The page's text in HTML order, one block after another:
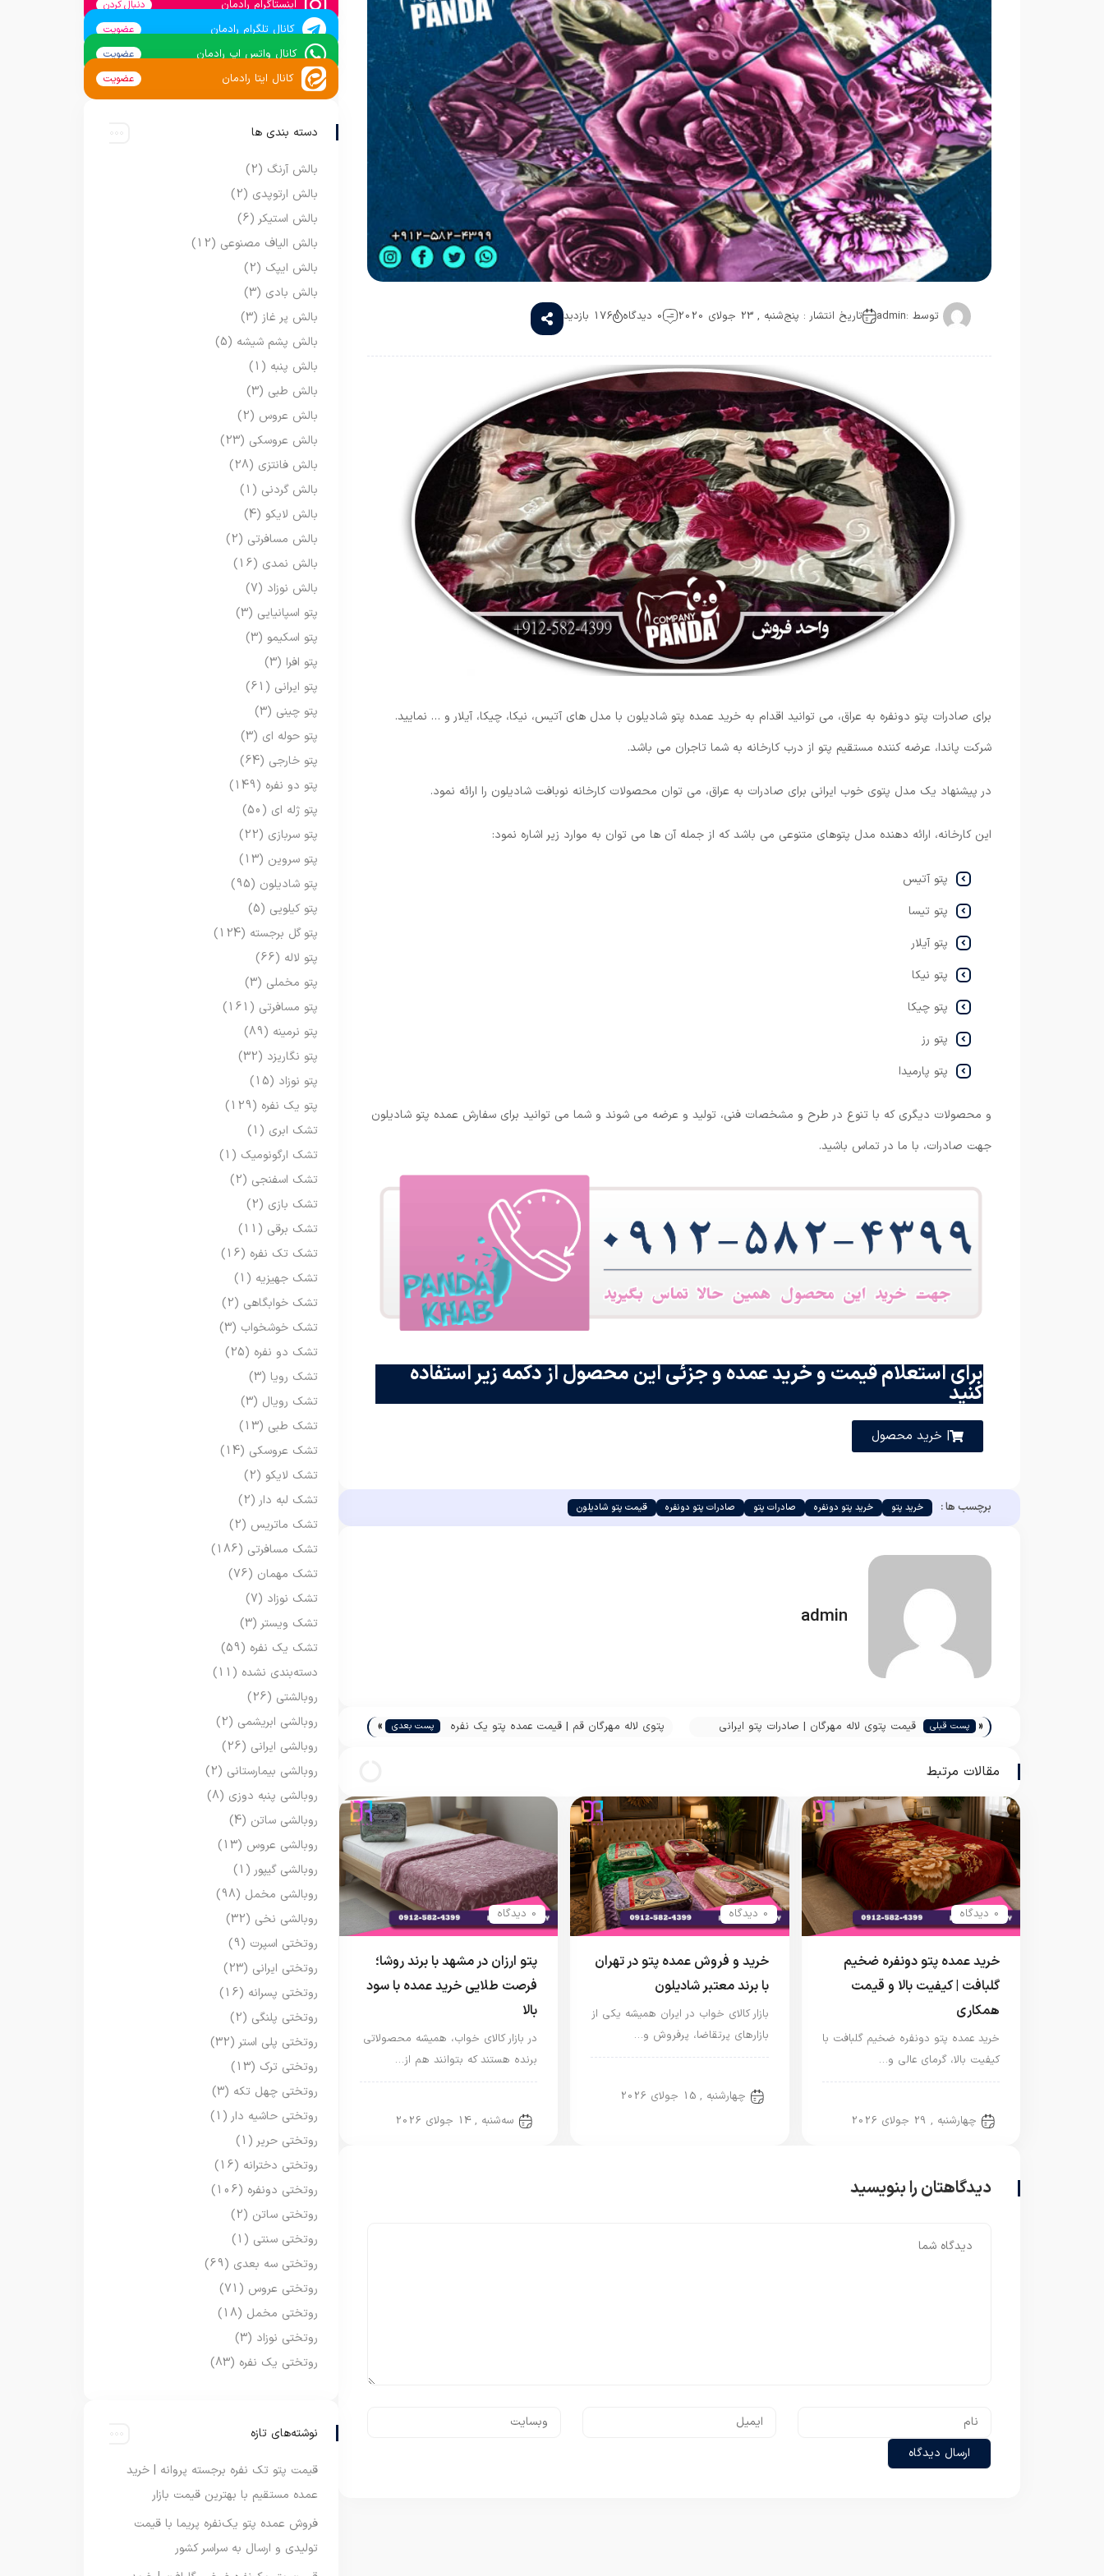
توسط :admin تاریخ انتشار : پنج‌شنبه , 23 جولای 2020 0 دیدگاه 176 بازدید
برای صادرات پتو دونفره به عراق، می توانید اقدام به خرید عمده پتو شادیلون با مدل های آتیس، نیکا، چیکا، آیلار و … نمایید.
شرکت پاندا، عرضه کننده مستقیم پتو از درب کارخانه به شما تاجران می باشد.
در پیشنهاد یک مدل پتوی خوب ایرانی برای صادرات به عراق، می توان محصولات کارخانه نوبافت شادیلون را ارائه نمود.
این کارخانه، ارائه دهنده مدل پتوهای متنوعی می باشد که از جمله آن ها می توان به موارد زیر اشاره نمود:
پتو آتیس
پتو تیسا
پتو آیلار
پتو نیکا
پتو چیکا
پتو رز
پتو پارمیدا
و محصولات دیگری که با تنوع در طرح و مشخصات فنی، تولید و عرضه می شوند و شما می توانید برای سفارش عمده پتو شادیلون
جهت صادرات، با ما در تماس باشید.
برای استعلام قیمت و خرید عمده و جزئی این محصول از دکمه زیر استفاده
کنید
| خرید محصول
برچسب ها : خرید پتو خرید پتو دونفره صادرات پتو صادرات پتو دونفره قیمت پتو شادیلون
admin
« پست قبلی
قیمت پتوی لاله مهرگان | صادرات پتو ایرانی
پتوی لاله مهرگان قم | قیمت عمده پتو یک نفره
پست بعدی »
مقالات مرتبط
0 دیدگاه
خرید عمده پتو دونفره ضخیم
گلبافت | کیفیت بالا و قیمت
همکاری
خرید عمده پتو دونفره ضخیم گلبافت با
کیفیت بالا، گرمای عالی و…
چهارشنبه , 29 جولای 2026
0 دیدگاه
خرید و فروش عمده پتو در تهران
با برند معتبر شادیلون
بازار کالای خواب در ایران همیشه یکی از
بازارهای پرتقاضا، پرفروش و…
چهارشنبه , 15 جولای 2026
0 دیدگاه
پتو ارزان در مشهد با برند روشا؛
فرصت طلایی خرید عمده با سود
بالا
در بازار کالای خواب، همیشه محصولاتی
برنده هستند که بتوانند هم از…
سه‌شنبه , 14 جولای 2026
دیدگاهتان را بنویسید
اینستاگرام رادمان دنبال کردن
کانال تلگرام رادمان عضویت
کانال واتس اپ رادمان عضویت
کانال ایتا رادمان عضویت
دسته بندی ها
بالش آرنگ (2)
بالش ارتوپدی (2)
بالش استیکر (6)
بالش الیاف مصنوعی (12)
بالش ایپک (2)
بالش بادی (3)
بالش پر غاز (3)
بالش پشم شیشه (5)
بالش پنبه (1)
بالش طبی (3)
بالش عروس (2)
بالش عروسکی (23)
بالش فانتزی (28)
بالش گردنی (1)
بالش لایکو (4)
بالش مسافرتی (2)
بالش نمدی (16)
بالش نوزاد (7)
پتو اسپانیایی (3)
پتو اسکیمو (3)
پتو افرا (3)
پتو ایرانی (61)
پتو چینی (3)
پتو حوله ای (3)
پتو خارجی (64)
پتو دو نفره (149)
پتو ژله ای (50)
پتو سربازی (22)
پتو سروین (13)
پتو شادیلون (95)
پتو کیلویی (5)
پتو گل برجسته (124)
پتو لاله (66)
پتو مخملی (3)
پتو مسافرتی (161)
پتو نرمینه (89)
پتو نگاریزد (32)
پتو نوزاد (15)
پتو یک نفره (129)
تشک ابری (1)
تشک ارگونومیک (1)
تشک اسفنجی (2)
تشک بازی (2)
تشک برقی (11)
تشک تک نفره (16)
تشک جهیزیه (1)
تشک خوابگاهی (2)
تشک خوشخواب (3)
تشک دو نفره (25)
تشک رویا (3)
تشک رویال (3)
تشک طبی (13)
تشک عروسکی (14)
تشک لایکو (2)
تشک لبه دار (2)
تشک ماتریس (2)
تشک مسافرتی (186)
تشک مهمان (76)
تشک نوزاد (7)
تشک ویستر (3)
تشک یک نفره (59)
دسته‌بندی نشده (11)
روبالشتی (26)
روبالشی ابریشمی (2)
روبالشی ایرانی (26)
روبالشی بیمارستانی (2)
روبالشی پنبه دوزی (8)
روبالشی ساتن (4)
روبالشی عروس (13)
روبالشی گیپور (1)
روبالشی مخمل (98)
روبالشی نخی (32)
روتختی اسپرت (9)
روتختی ایرانی (23)
روتختی پسرانه (16)
روتختی پلنگی (2)
روتختی پلی استر (32)
روتختی ترک (13)
روتختی چهل تکه (3)
روتختی حاشیه دار (1)
روتختی حریر (1)
روتختی دخترانه (16)
روتختی دونفره (106)
روتختی ساتن (2)
روتختی سنتی (1)
روتختی سه بعدی (69)
روتختی عروس (71)
روتختی مخمل (18)
روتختی نوزاد (3)
روتختی یک نفره (83)
نوشته‌های تازه
قیمت پتو تک نفره برجسته پروانه | خرید
عمده مستقیم با بهترین قیمت بازار
فروش عمده پتو یک‌نفره پریما با قیمت
تولیدی و ارسال به سراسر کشور